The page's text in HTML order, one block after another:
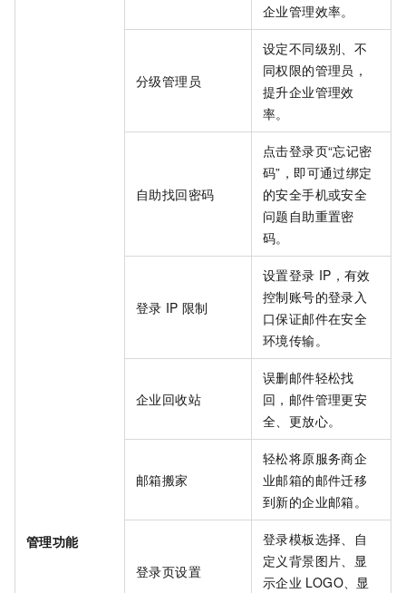
管理功能
企业管理效率。
分级管理员
设定不同级别、不
同权限的管理员，
提升企业管理效
率。
自助找回密码
点击登录页“忘记密
码”，即可通过绑定
的安全手机或安全
问题自助重置密
码。
登录 IP 限制
设置登录 IP，有效
控制账号的登录入
口保证邮件在安全
环境传输。
企业回收站
误删邮件轻松找
回，邮件管理更安
全、更放心。
邮箱搬家
轻松将原服务商企
业邮箱的邮件迁移
到新的企业邮箱。
登录页设置
登录模板选择、自
定义背景图片、显
示企业 LOGO、显